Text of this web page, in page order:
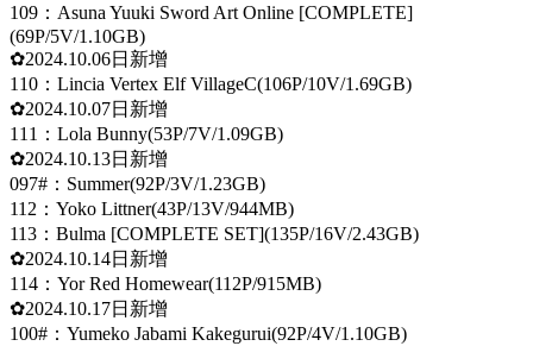
109：Asuna Yuuki Sword Art Online [COMPLETE]
(69P/5V/1.10GB)
✿2024.10.06日新增
110：Lincia Vertex Elf VillageC(106P/10V/1.69GB)
✿2024.10.07日新增
111：Lola Bunny(53P/7V/1.09GB)
✿2024.10.13日新增
097#：Summer(92P/3V/1.23GB)
112：Yoko Littner(43P/13V/944MB)
113：Bulma [COMPLETE SET](135P/16V/2.43GB)
✿2024.10.14日新增
114：Yor Red Homewear(112P/915MB)
✿2024.10.17日新增
100#：Yumeko Jabami Kakegurui(92P/4V/1.10GB)